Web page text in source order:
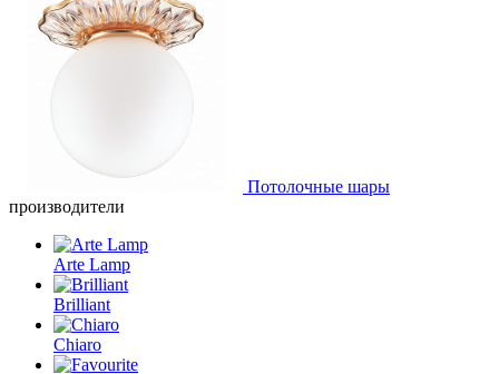
Потолочные шары
производители
Arte Lamp
Brilliant
Chiaro